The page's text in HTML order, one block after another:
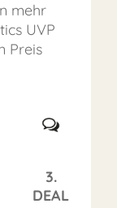
mehr
UVP
Preis
3.
DEAL